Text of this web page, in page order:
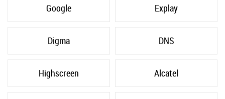
Google Explay
Digma DNS
Highscreen Alcatel